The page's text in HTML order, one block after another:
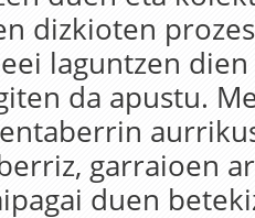
dizkioten
laguntzen
da apustu.
garraioen
duen